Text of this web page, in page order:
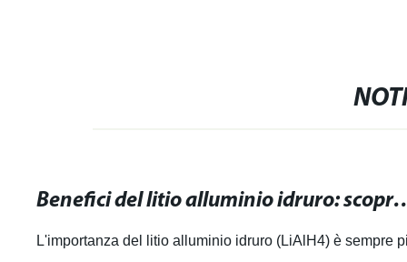
Benefici del litio alluminio idruro:
L'importanza del litio alluminio idruro (LiAlH4) è sempre